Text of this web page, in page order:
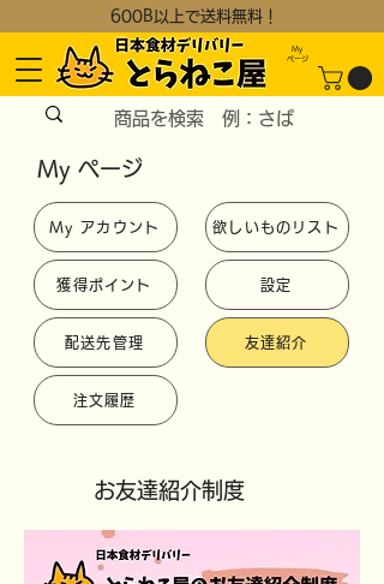
600B以上で送料無料！
My
​ページ
My ページ
My アカウント
獲得ポイント
配送先管理
欲しいものリスト
設定
友達紹介
注文履歴
お友達紹介制度